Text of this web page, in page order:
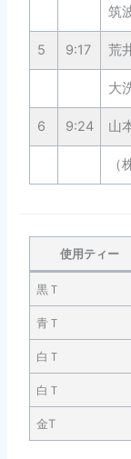
筑
5 9:17 荒
大
6 9:24 山
使用ティー
黒Ｔ
青Ｔ
白Ｔ
白Ｔ
金T